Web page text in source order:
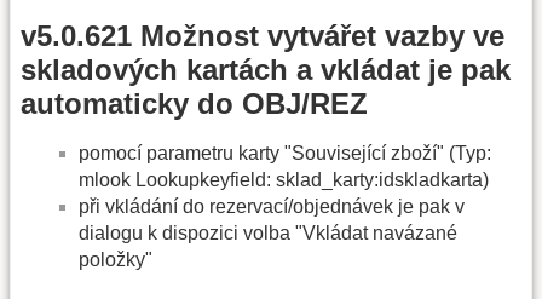
v5.0.621 Možnost vytvářet vazby ve
skladových kartách a vkládat je pak
automaticky do OBJ/REZ
pomocí parametru karty "Související zboží" (Typ:
mlook Lookupkeyfield: sklad_karty:idskladkarta)
při vkládání do rezervací/objednávek je pak v
dialogu k dispozici volba "Vkládat navázané
položky"